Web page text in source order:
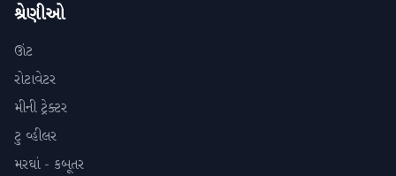
શ્રેણીઓ
ઊંટ
રોટાવેટર
મીની ટ્રેક્ટર
ટુ વ્હીલર
મરઘાં - કબૂતર